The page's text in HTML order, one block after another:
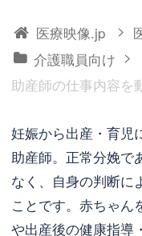
医療映像.jp >
介護職員向け >
助産師の仕事内容を
妊娠から出産・育児
助産師。正常分娩で
なく、自身の判断に
ことです。赤ちゃん
や出産後の健康指導